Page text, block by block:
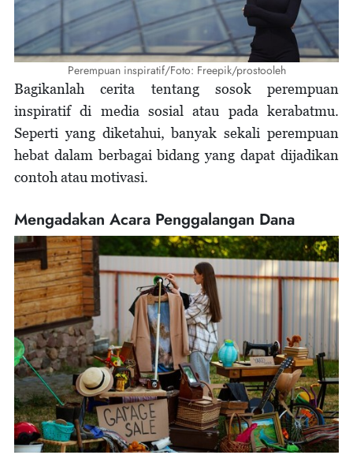
Perempuan inspiratif/Foto: Freepik/prostooleh
Bagikanlah cerita tentang sosok perempuan
inspiratif di media sosial atau pada kerabatmu.
Seperti yang diketahui, banyak sekali perempuan
hebat dalam berbagai bidang yang dapat dijadikan
contoh atau motivasi.
Mengadakan Acara Penggalangan Dana